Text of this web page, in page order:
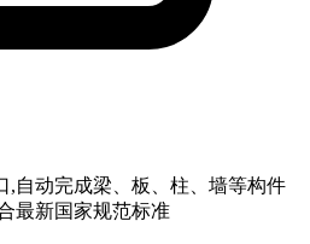
,自动完成梁、板、柱、墙等构件
最新国家规范标准